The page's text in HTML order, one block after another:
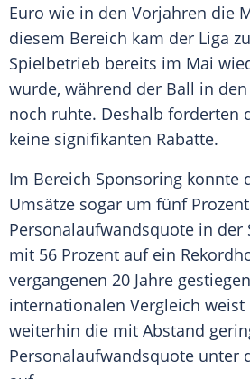
Euro wie in den Vorjahren die
diesem Bereich kam der Liga
Spielbetrieb bereits im Mai
wurde, während der Ball in
noch ruhte. Deshalb forderten
keine signifikanten Rabatte.
Im Bereich Sponsoring konnte
Umsätze sogar um fünf
Personalaufwandsquote in der
mit 56 Prozent auf ein
vergangenen 20 Jahre
internationalen Vergleich weist
weiterhin die mit Abstand
Personalaufwandsquote unter